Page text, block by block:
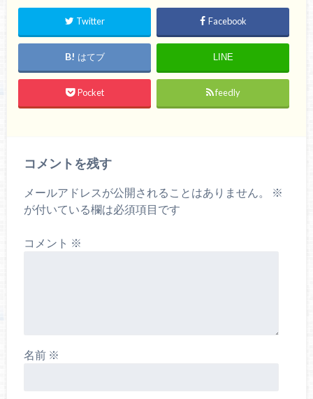
Twitter Facebook
はてブ LINE
Pocket feedly
コメントを残す
メールアドレスが公開されることはありません。
※
が付いている欄は必須項目です
コメント ※
名前 ※